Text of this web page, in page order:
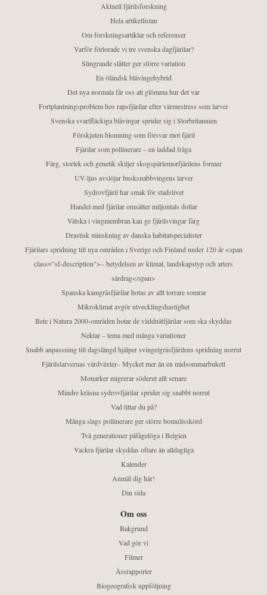
Aktuell fjärilsforskning
Hela artikellistan
Om forskningsartiklar och referenser
Varför förlorade vi tre svenska dagfjärilar?
Slingrande slåtter ger större variation
En öländsk blåvingehybrid
Det nya normala får oss att glömma hur det var
Fortplantningsproblem hos rapsfjärilar efter värmestress som larver
Svenska svartfläckiga blåvingar sprider sig i Storbritannien
Förskjuten blomning som försvar mot fjäril
Fjärilar som pollinerare – en laddad fråga
Färg, storlek och genetik skiljer skogspärlemorfjärilens former
UV-ljus avslöjar busksnabbvingens larver
Sydrovfjäril har smak för stadslivet
Handel med fjärilar omsätter miljontals dollar
Vätska i vingmembran kan ge fjärilsvingar färg
Drastisk minskning av danska habitatspecialister
Fjärilars spridning till nya områden i Sverige och Finland under 120 år <span
class="sf-description">– betydelsen av klimat, landskapstyp och arters
särdrag</span>
Spanska kamgräsfjärilar hotas av allt torrare somrar
Mikroklimat avgör utvecklingshastighet
Bete i Natura 2000-områden hotar de väddnätfjärilar som ska skyddas
Nektar – tema med många variationer
Snabb anpassning till dagslängd hjälper svingelgräsfjärilens spridning norrut
Fjärilslarvernas värdväxter– Mycket mer än en midsommarbukett
Monarker migrerar söderut allt senare
Mindre kräsna sydrovfjärilar sprider sig snabbt norrut
Vad tittar du på?
Många slags pollinerare ger större bomullsskörd
Två generationer påfågelöga i Belgien
Vackra fjärilar skyddas oftare än alldagliga
Kalender
Anmäl dig här!
Din sida
Om oss
Bakgrund
Vad gör vi
Filmer
Årsrapporter
Biogeografisk uppföljning